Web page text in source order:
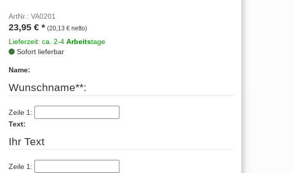
ArtNr.: VA0201
23,95 € * (20,13 € netto)
Lieferzeit: ca. 2-4 Arbeitstage
Sofort lieferbar
Name:
Wunschname**:
Zeile 1:
Text:
Ihr Text
Zeile 1: